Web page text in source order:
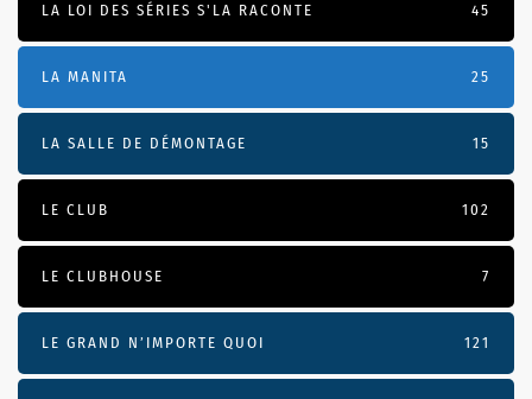
LA LOI DES SÉRIES S'LA RACONTE 45
LA MANITA 25
LA SALLE DE DÉMONTAGE 15
LE CLUB 102
LE CLUBHOUSE 7
LE GRAND N’IMPORTE QUOI 121